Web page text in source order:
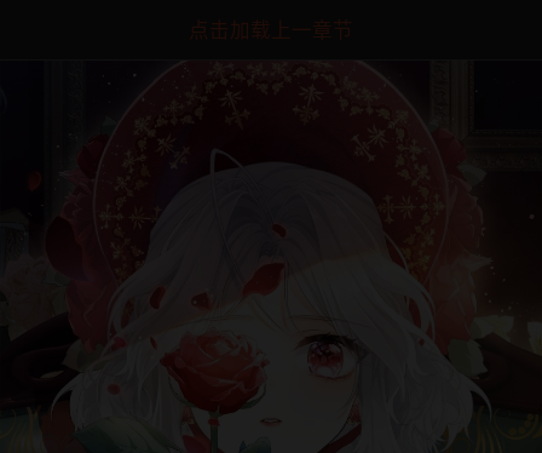
点击加载上一章节